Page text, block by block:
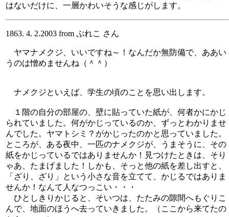
はないだけに、一層かわいそうな感じがします。
1863. 4. 2.2003 from ぷれこ さん
ヤマナメクジ、いいですね～！なんだか無防備で、ああい
うのは憎めませんね（＾＾）
ナメクジといえば、学生の頃のことを思い出します。
１階の自分の部屋の、壁に貼っていた紙が、何者かにかじ
られていました。何がかじっているのか、ずっとわかりませ
んでした。ヤマトシミ？がかじったのかと思っていました。
ところが、ある夜中、一匹のナメクジが、うまそうに、その
紙をかじっているではありませんか！見つけたときは、そり
ゃあ、たまげました！しかも、そっと他の紙を差し出すと、
「ざり、ざり」という小さな音を立てて、かじるではありま
せんか！なんて人なつっこい・・・
ひとしきりかじると、そいつは、たたみの隙間へもぐりこ
んで、地面のほうへ去っていきました。（ここから来てたの